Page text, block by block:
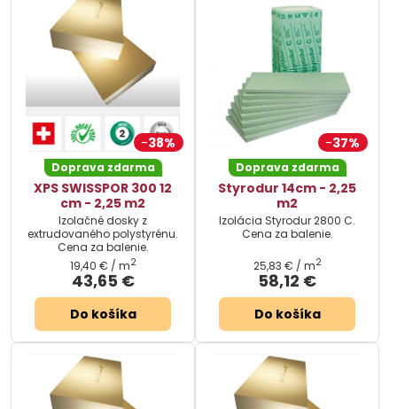
38%
Doprava zdarma
XPS SWISSPOR 300 12
cm - 2,25 m2
Izolačné dosky z
extrudovaného polystyrénu.
Cena za balenie.
43,65 €
19,40 € / m2
Do košíka
37%
Doprava zdarma
Styrodur 14cm - 2,25
m2
Izolácia Styrodur 2800 C.
Cena za balenie.
58,12 €
25,83 € / m2
Do košíka